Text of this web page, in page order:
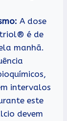
A dose
é de
manhã.
intervalos
este
devem